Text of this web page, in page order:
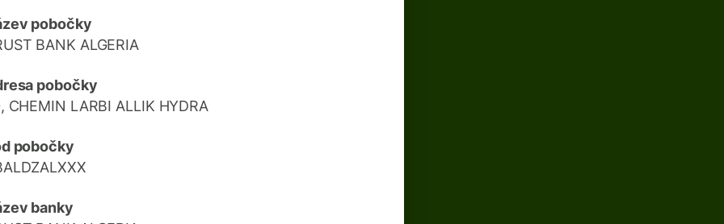
pobočky
BANK ALGERIA
pobočky
CHEMIN LARBI ALLIK HYDRA
pobočky
banky